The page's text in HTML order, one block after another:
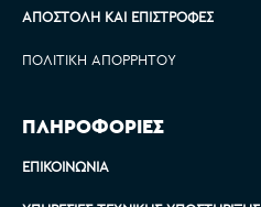
ΑΠΟΣΤΟΛΉ ΚΑΙ ΕΠΙΣΤΡΟΦΈΣ
ΠΟΛΙΤΙΚΉ ΑΠΟΡΡΉΤΟΥ
ΠΛΗΡΟΦΟΡΙΕΣ
ΕΠΙΚΟΙΝΩΝΊΑ